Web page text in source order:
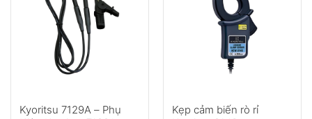
Kyoritsu 7129A – Phụ
Kẹp cảm biến rò rỉ